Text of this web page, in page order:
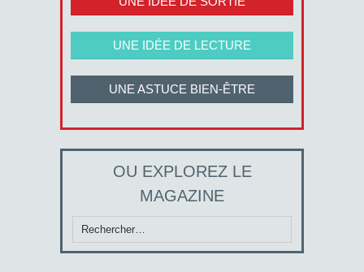
UNE IDÉE DE LECTURE
UNE ASTUCE BIEN-ÊTRE
OU EXPLOREZ LE
MAGAZINE
Rechercher :